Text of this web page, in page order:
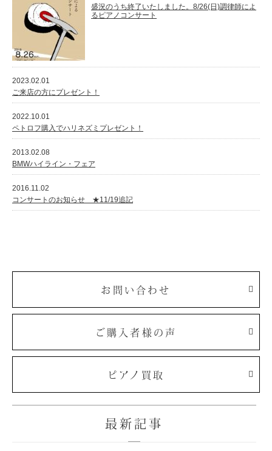
盛況のうち終了いたしました。8/26(日)調律師によ
るピアノコンサート
2023.02.01
ご来店の方にプレゼント！
2022.10.01
ペトロフ購入でハリネズミプレゼント！
2013.02.08
BMWハイライン・フェア
2016.11.02
コンサートのお知らせ ★11/19追記
お問い合わせ
ご購入者様の声
ピアノ買取
最新記事